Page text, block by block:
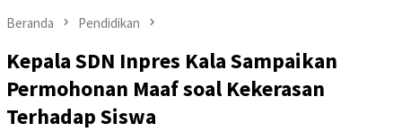
Beranda Pendidikan
Kepala SDN Inpres Kala Sampaikan
Permohonan Maaf soal Kekerasan
Terhadap Siswa